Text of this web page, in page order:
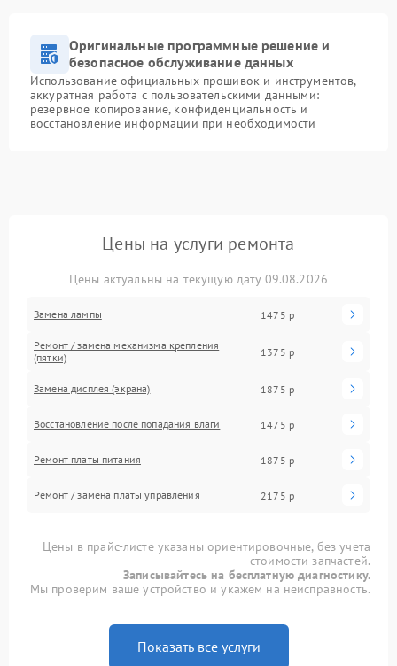
Оригинальные программные решение и
безопасное обслуживание данных
Использование официальных прошивок и инструментов,
аккуратная работа с пользовательскими данными:
резервное копирование, конфиденциальность и
восстановление информации при необходимости
Цены на услуги ремонта
Цены актуальны на текущую дату 09.08.2026
Замена лампы 1475 р
Ремонт / замена механизма крепления
(пятки)
1375 р
Замена дисплея (экрана) 1875 р
Восстановление после попадания влаги 1475 р
Ремонт платы питания 1875 р
Ремонт / замена платы управления 2175 р
Цены в прайс-листе указаны ориентировочные, без учета
стоимости запчастей.
Записывайтесь на бесплатную диагностику.
Мы проверим ваше устройство и укажем на неисправность.
Показать все услуги